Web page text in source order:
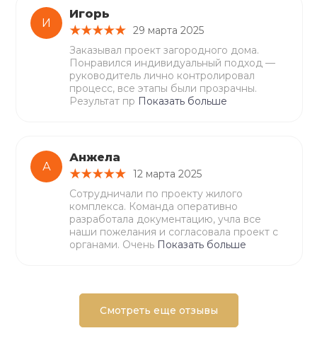
И
Игорь
29 марта 2025
Заказывал проект загородного дома.
Понравился индивидуальный подход —
руководитель лично контролировал
процесс, все этапы были прозрачны.
Результат пр Показать больше
А
Анжела
12 марта 2025
Сотрудничали по проекту жилого
комплекса. Команда оперативно
разработала документацию, учла все
наши пожелания и согласовала проект с
органами. Очень Показать больше
Смотреть еще отзывы